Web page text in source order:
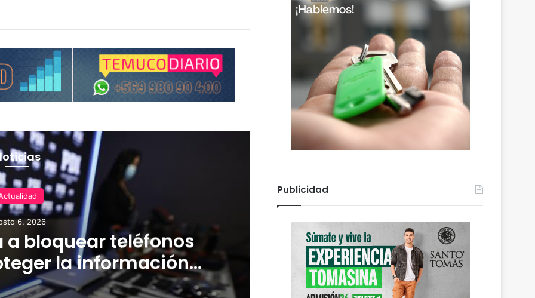
6, 2026
a bloquear teléfonos
la información
el mercado ilegal
Actualidad
agosto 5, 2026
Gobierno mantiene
refuerza la ayuda en
afectadas por el
Publicidad